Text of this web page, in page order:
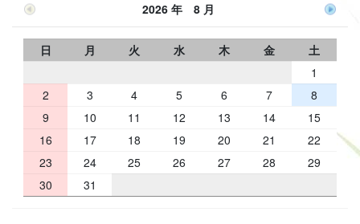
2026 年 8 月
日 月 火 水 木 金
土
1
2
3 4 5 6 7
8
9
10 11 12 13 14
15
16
17 18 19 20 21
22
23
24 25 26 27 28
29
30
31